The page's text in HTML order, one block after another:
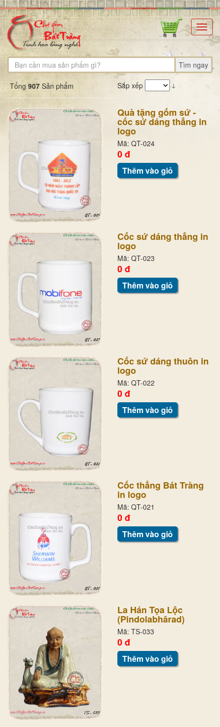
Tìm ngay
Tổng907 Sản phẩm Sắp xếp
Quà tặng gốm sứ -
cốc sứ dáng thẳng in
logo
Mã: QT-024
0 đ
Thêm vào giỏ
Cốc sứ dáng thẳng in
logo
Mã: QT-023
0 đ
Thêm vào giỏ
Cốc sứ dáng thuôn in
logo
Mã: QT-022
0 đ
Thêm vào giỏ
Cốc thẳng Bát Tràng
in logo
Mã: QT-021
0 đ
Thêm vào giỏ
La Hán Tọa Lộc
(Pindolabhārad)
Mã: TS-033
0 đ
Thêm vào giỏ